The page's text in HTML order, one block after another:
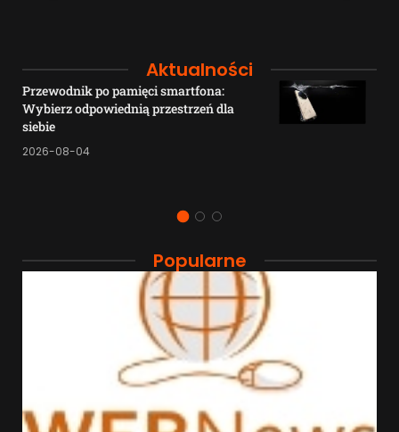
Aktualności
Przewodnik po pamięci smartfona:
Wybierz odpowiednią przestrzeń dla
siebie
2026-08-04
Popularne